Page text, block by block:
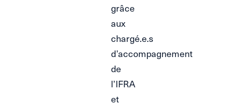
grâce
aux
chargé.e.s
d’accompagnement
de
l’IFRA
et